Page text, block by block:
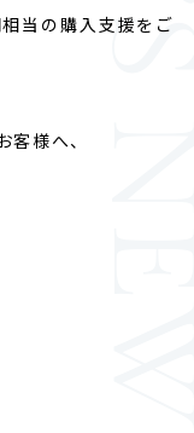
当の購入支援をご
様へ、